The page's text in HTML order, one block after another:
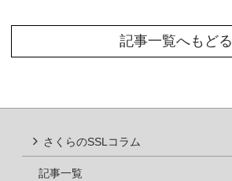
記事一覧へもどる
さくらのSSLコラム
記事一覧